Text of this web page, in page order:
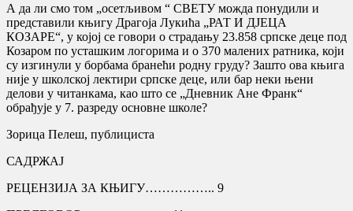
А да ли смо том „осетљивом “ СВЕТУ можда понудили и
представили књигу Драгоја Лукића „РАТ И ДЈЕЦА
КОЗАРЕ“, у којој се говори о страдању 23.858 српске деце под
Козаром по усташким логорима и о 370 малених ратника, који
су изгинули у борбама бранећи родну груду? Зашто ова књига
није у школској лектири српске деце, или бар неки њени
делови у читанкама, као што се „Дневник Ане Франк“
обрађује у 7. разреду основне школе?
Зорица Пелеш, публициста
САДРЖАЈ
РЕЦЕНЗИЈА ЗА КЊИГУ…………….. 9